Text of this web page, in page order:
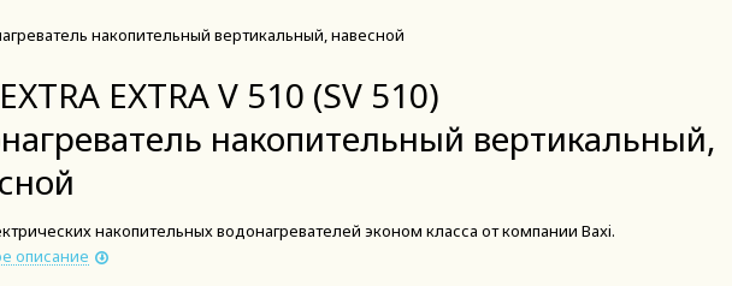
накопительный вертикальный, навесной
EXTRA V 510 (SV 510)
накопительный вертикальный,
накопительных водонагревателей эконом класса от компании Baxi.
описание